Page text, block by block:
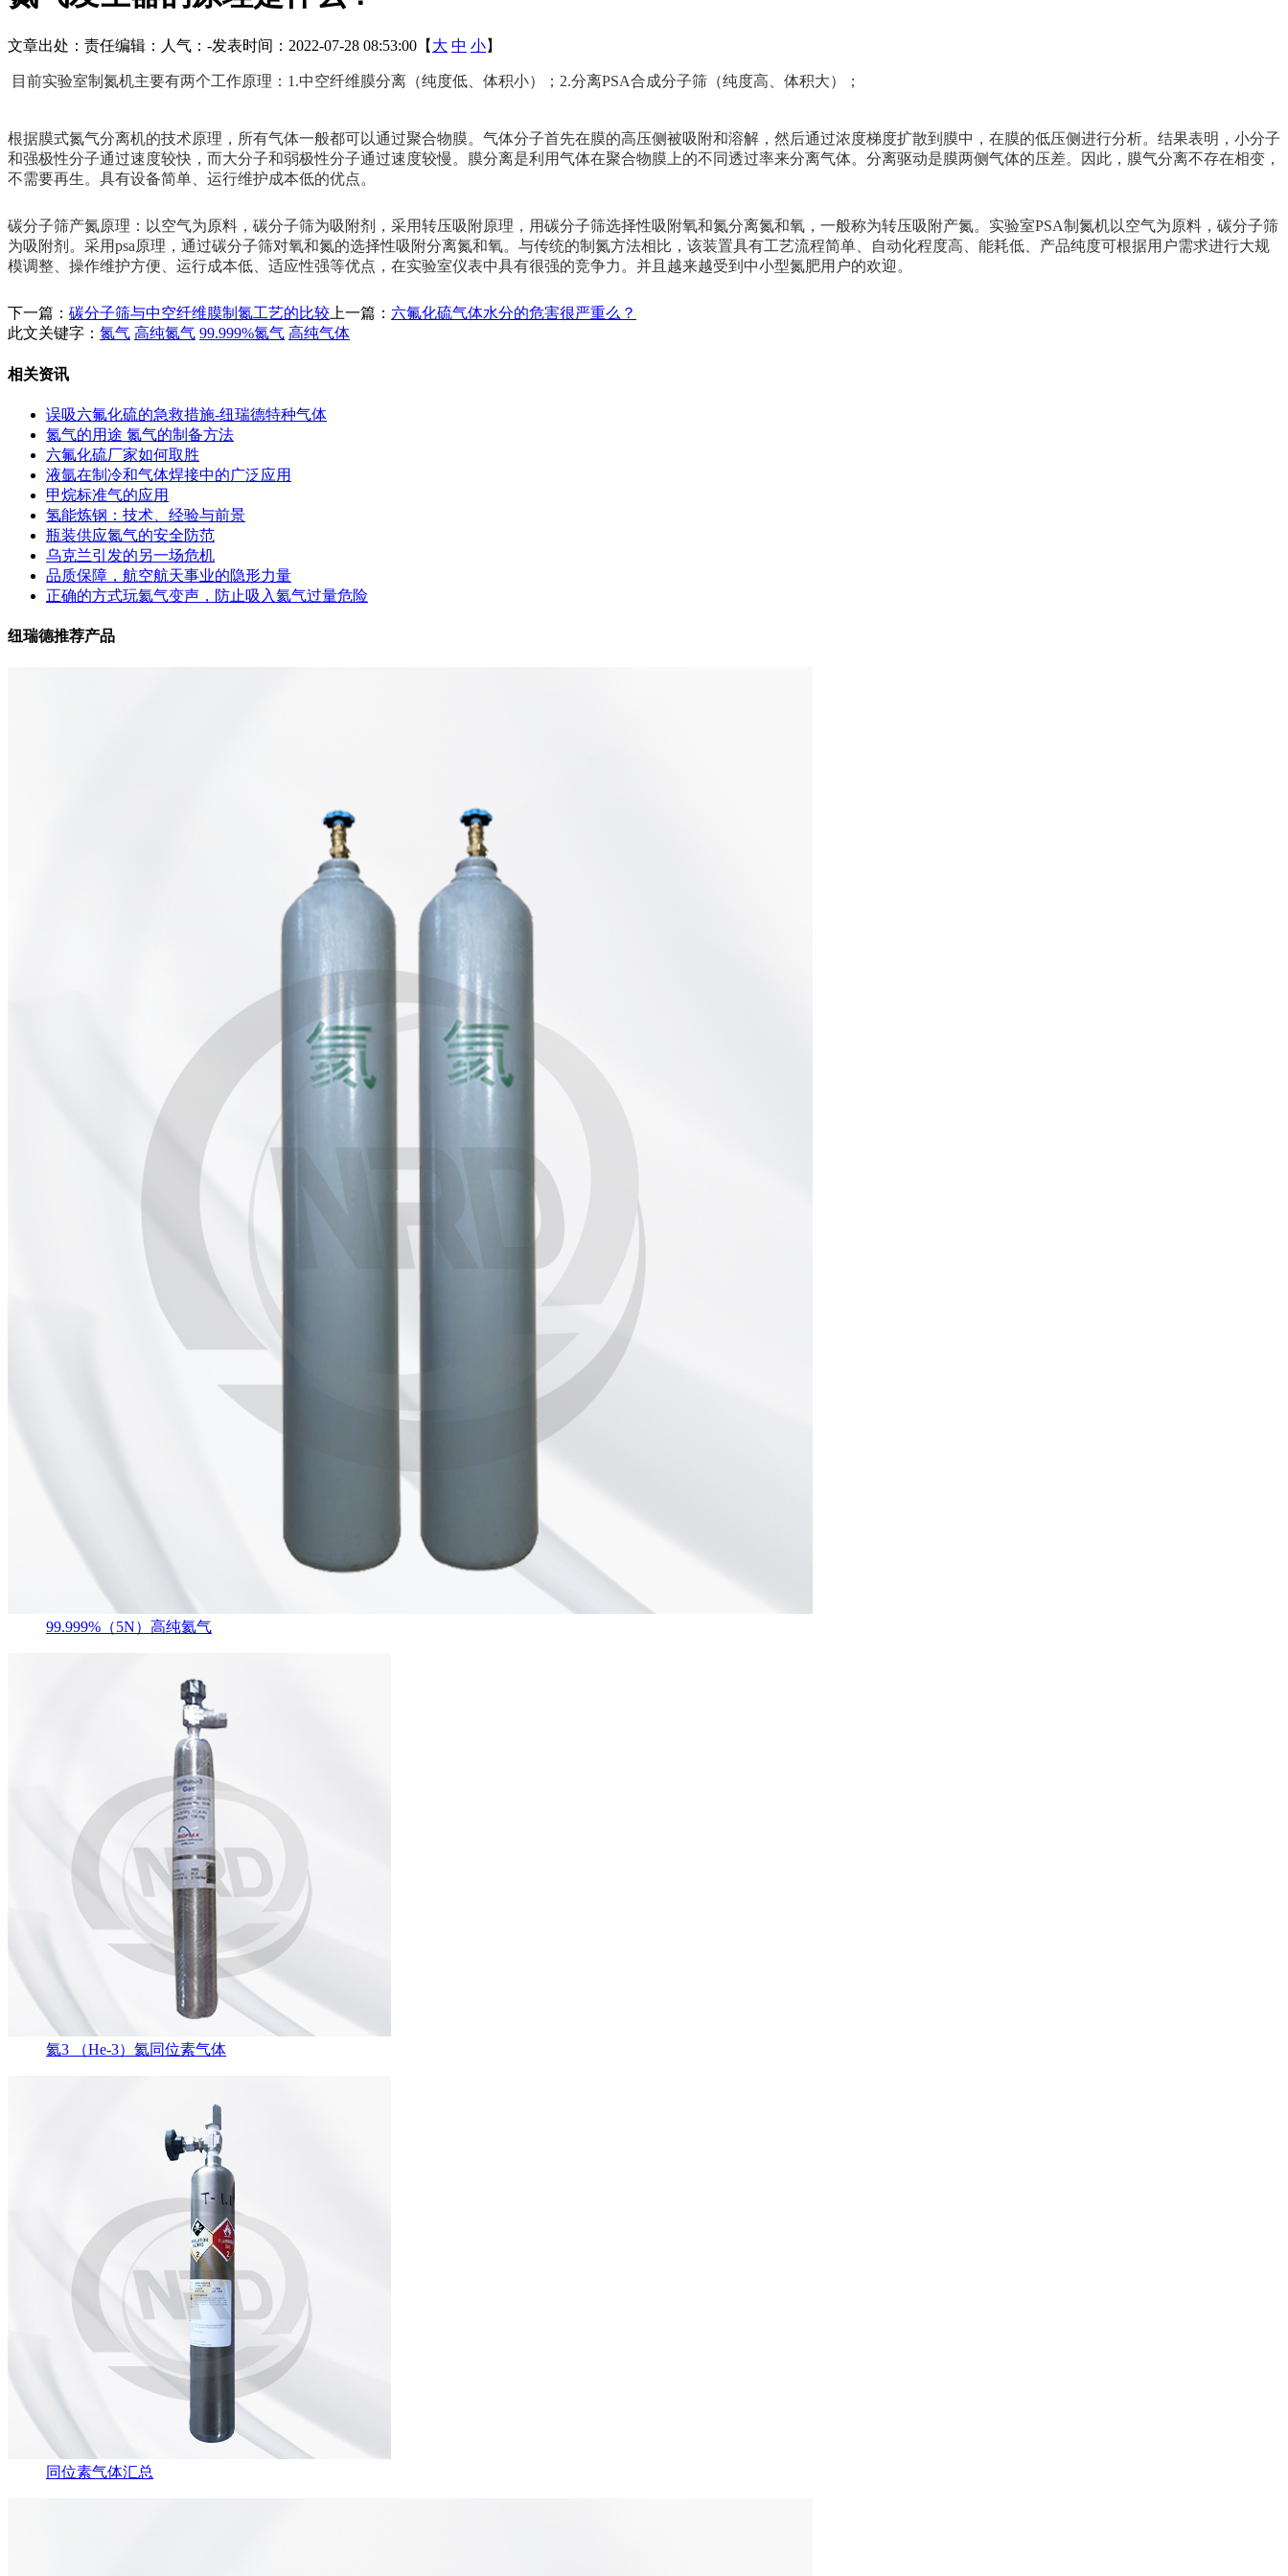
文章出处： 责任编辑： 人气： -发表时间：2022-07-28 08:53:00【 大 中 小】
目前实验室制氮机主要有两个工作原理： 1.中空纤维膜分离（纯度低、体积小）；2.分离PSA合成分子筛（纯度高、体积大）；
根据膜式氮气分离机的技术原理，所有气体一般都可以通过聚合物膜。气体分子首先在膜的高压侧被吸附和溶解，然后通过浓度梯度扩散到膜中，在膜的低压侧进行分析。结果表明，小分子
和强极性分子通过速度较快，而大分子和弱极性分子通过速度较慢。膜分离是利用气体在聚合物膜上的不同透过率来分离气体。分离驱动是膜两侧气体的压差。因此，膜气分离不存在相变，
不需要再生。具有设备简单、运行维护成本低的优点。
碳分子筛产氮原理：以空气为原料，碳分子筛为吸附剂，采用转压吸附原理，用碳分子筛选择性吸附氧和氮分离氮和氧，一般称为转压吸附产氮。实验室PSA制氮机以空气为原料，碳分子筛
为吸附剂。采用psa原理，通过碳分子筛对氧和氮的选择性吸附分离氮和氧。与传统的制氮方法相比，该装置具有工艺流程简单、自动化程度高、能耗低、产品纯度可根据用户需求进行大规
模调整、操作维护方便、运行成本低、适应性强等优点，在实验室仪表中具有很强的竞争力。并且越来越受到中小型氮肥用户的欢迎。
下一篇： 碳分子筛与中空纤维膜制氮工艺的比较 上一篇： 六氟化硫气体水分的危害很严重么？
此文关键字： 氮气 高纯氮气 99.999%氮气 高纯气体
相关资讯
误吸六氟化硫的急救措施-纽瑞德特种气体
氮气的用途 氮气的制备方法
六氟化硫厂家如何取胜
液氩在制冷和气体焊接中的广泛应用
甲烷标准气的应用
氢能炼钢：技术、经验与前景
瓶装供应氮气的安全防范
乌克兰引发的另一场危机
品质保障，航空航天事业的隐形力量
正确的方式玩氦气变声，防止吸入氦气过量危险
纽瑞德推荐产品
99.999%（5N）高纯氦气
氦3 （He-3）氦同位素气体
同位素气体汇总